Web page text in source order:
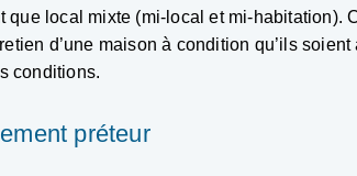
que local mixte (mi-local et mi-habitation).
d’une maison à condition qu’ils
conditions.
préteur